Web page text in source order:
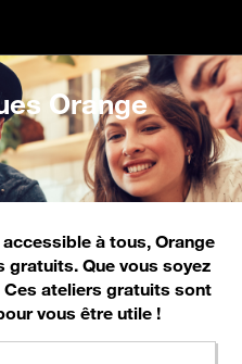
Orange
à tous, Orange
Que vous soyez
ateliers gratuits sont
vous être utile !